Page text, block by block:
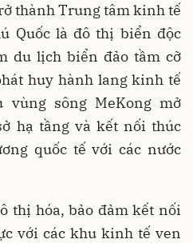
thành Trung tâm kinh tế
Quốc là đô thị biển độc
du lịch biển đảo tầm cỡ
huy hành lang kinh tế
vùng sông MeKong mở
hạ tầng và kết nối thúc
quốc tế với các nước
thị hóa, bảo đảm kết nối
với các khu kinh tế ven